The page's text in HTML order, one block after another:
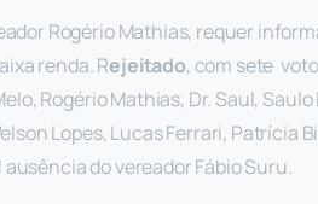
Rogério Mathias, requer
renda. Rejeitado, com sete
Rogério Mathias, Dr. Saul,
Lopes, Lucas Ferrari, Patrícia
do vereador Fábio Suru.